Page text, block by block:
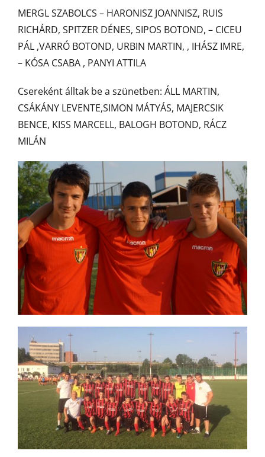
MERGL SZABOLCS – HARONISZ JOANNISZ, RUIS
RICHÁRD, SPITZER DÉNES, SIPOS BOTOND, – CICEU
PÁL ,VARRÓ BOTOND, URBIN MARTIN, , IHÁSZ IMRE,
– KÓSA CSABA , PANYI ATTILA
Csereként álltak be a szünetben: ÁLL MARTIN,
CSÁKÁNY LEVENTE,SIMON MÁTYÁS, MAJERCSIK
BENCE, KISS MARCELL, BALOGH BOTOND, RÁCZ
MILÁN